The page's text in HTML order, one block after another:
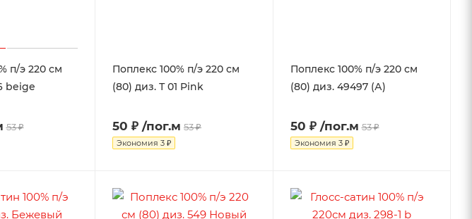
п/э 220 см
beige
53 ₽
Поплекс 100% п/э 220 см
(80) диз. Т 01 Pink
50 ₽ /пог.м 53 ₽
Экономия 3 ₽
Поплекс 100% п/э 220 см
(80) диз. 49497 (А)
50 ₽ /пог.м 53 ₽
Экономия 3 ₽